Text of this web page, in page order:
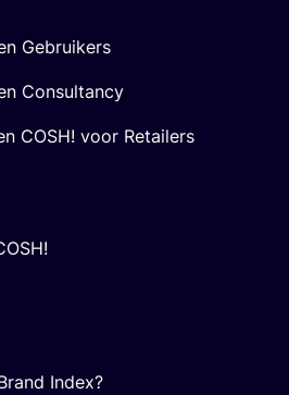
Gebruikers
Consultancy
COSH! voor Retailers
Index?